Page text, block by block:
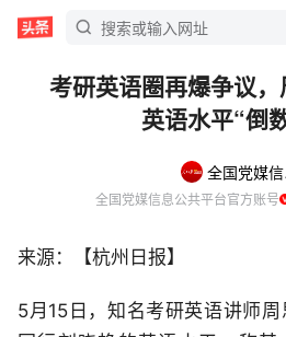
考研英语圈再爆争议
英语水平“倒
全国党媒信息公共平台官方账号
来源：【杭州日报】
5月15日，知名考研英语讲师